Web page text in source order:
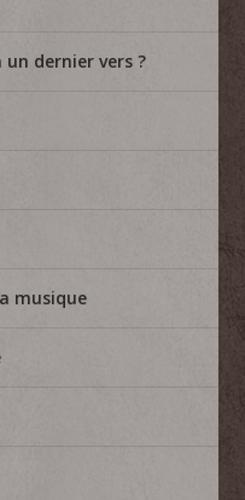
dernier vers ?
musique